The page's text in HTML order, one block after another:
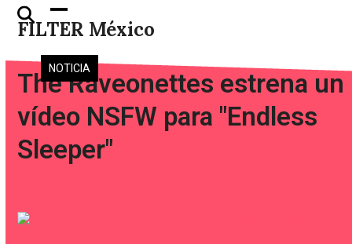
Skip
FILTER México
Open
mobile
menu
Close
mobile
menu
NOTICIA
The Raveonettes estrena un
vídeo NSFW para "Endless
Sleeper"